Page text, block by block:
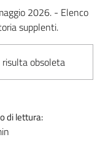
2026. - Elenco
supplenti.
obsoleta
di lettura: